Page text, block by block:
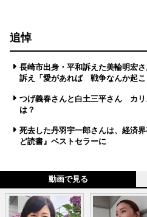
追悼
長崎市出身・平和訴えた美輪明宏
訴え「愛があれば 戦争なんか起こ
つげ義春さんと白土三平さん カリ
は？
死去した丹羽宇一郎さんは、経済
ど読書』ベストセラーに
動画で見る